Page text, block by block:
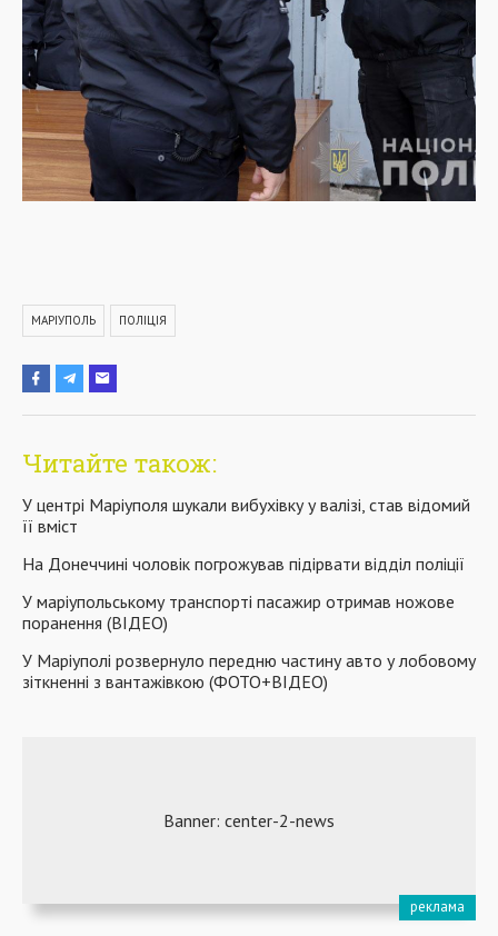
МАРІУПОЛЬ ПОЛІЦІЯ
Читайте також:
У центрі Маріуполя шукали вибухівку у валізі, став відомий
її вміст
На Донеччині чоловік погрожував підірвати відділ поліції
У маріупольському транспорті пасажир отримав ножове
поранення (ВІДЕО)
У Маріуполі розвернуло передню частину авто у лобовому
зіткненні з вантажівкою (ФОТО+ВІДЕО)